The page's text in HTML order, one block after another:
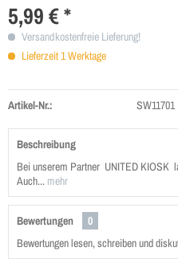
5,99 € *
Versandkostenfreie Lieferung!
Lieferzeit 1 Werktage
Artikel-Nr.: SW11701
Beschreibung
Bei unserem Partner UNITED KIOSK
Auch... mehr
Bewertungen
0
Bewertungen lesen, schreiben und